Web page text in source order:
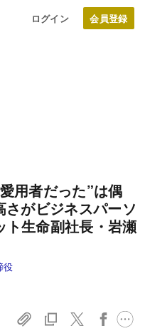
ログイン
用者だった”は偶
がビジネスパーソ
生命副社長・岩瀬
役